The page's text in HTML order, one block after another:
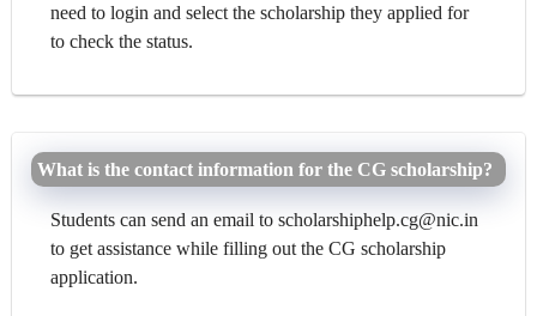
need to login and select the scholarship they applied for
to check the status.
What is the contact information for the CG scholarship?
Students can send an email to scholarshiphelp.cg@nic.in
to get assistance while filling out the CG scholarship
application.